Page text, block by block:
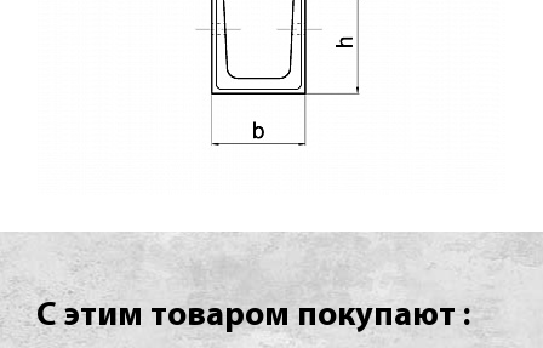
С этим товаром покупают :